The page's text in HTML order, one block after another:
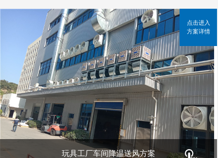
玩具工厂车间降温送风方案
点击进入
方案详情